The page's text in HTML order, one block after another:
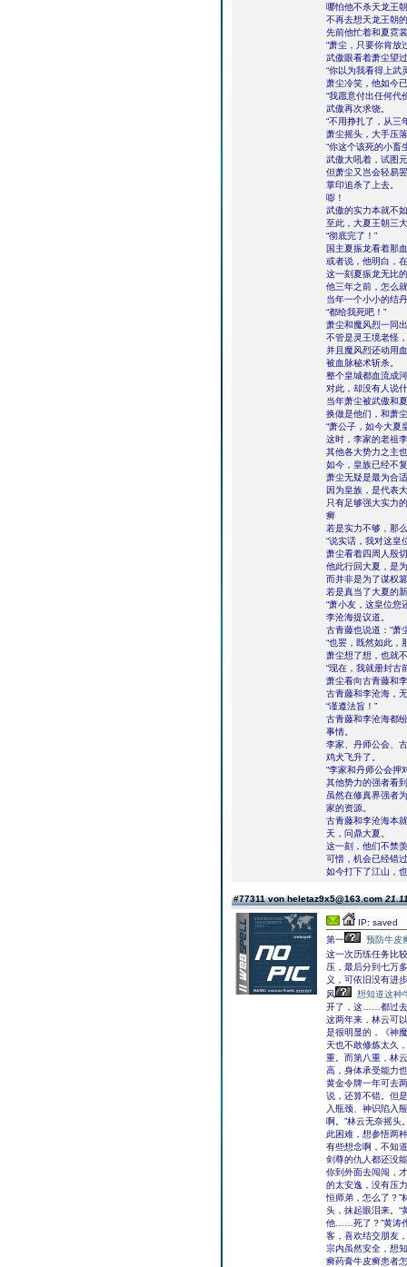
哪怕他不杀天龙王
不再去想天龙王朝
先前他忙着和夏霓
“萧尘，只要你肯放
武傲眼看着萧尘望
“你以为我看得上武
萧尘冷笑，他如今
“我愿意付出任何
武傲再次求饶。
“不用挣扎了，从三
萧尘摇头，大手压
“你这个该死的小畜
武傲大吼着，试图
但萧尘又岂会轻易
掌印追杀了上去。
嘭！
武傲的实力本就不
至此，大夏王朝三
“彻底完了！”
国主夏振龙看着那
或者说，他明白，
这一刻夏振龙无比
他三年之前，怎么
当年一个小小的结
“都给我死吧！”
萧尘和魔风烈一同
不管是灵王境老怪
并且魔风烈还动用
被血脉秘术斩杀。
整个皇城都血流成
对此，却没有人说
当年萧尘被武傲和
换做是他们，和萧
“萧公子，如今大
这时，李家的老祖
其他各大势力之主
如今，皇族已经不
萧尘无疑是最为合
因为皇族，是代表
只有足够强大实力
癣
若是实力不够，那
“说实话，我对这皇
萧尘看着四周人殷
他此行回大夏，是
而并非是为了谋权
若是真当了大夏的
“萧小友，这皇位您
李沧海提议道。
古青藤也说道：“萧
“也罢，既然如此，
萧尘想了想，也就
“现在，我就册封古
萧尘看向古青藤和
古青藤和李沧海，
“谨遵法旨！”
古青藤和李沧海都
事情。
李家、丹师公会、
鸡犬飞升了。
“李家和丹师公会押
其他势力的强者看
虽然在修真界强者
家的资源。
古青藤和李沧海本
天，问鼎大夏。
这一刻，他们不禁
可惜，机会已经错
如今打下了江山，
#77311 von heletaz9x5@163.com
IP: saved
第一
预防牛皮
这一次历练任务比
压，最后分到七万
义，可依旧没有进
风
想知道这种
开了，这……都过去
这两年来，林云可
是很明显的，《神
天也不敢修炼太久
重。而第八重，林
高，身体承受能力
黄金令牌一年可去
说，还算不错。但
入瓶颈、神识陷入
啊。”林云无奈摇头
此困难，想参悟两
有些想念啊，不知
剑尊的仇人都还没
你到外面去闯闯，
的太安逸，没有压
恒师弟，怎么了？
头，抹起眼泪来。“
他……死了？”黄涛
客，喜欢结交朋友
宗内虽然安全，想
癣药膏牛皮癣患者